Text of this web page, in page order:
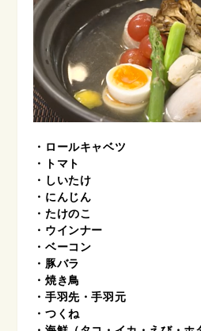
・ロールキャベツ
・トマト
・しいたけ
・にんじん
・たけのこ
・ウインナー
・ベーコン
・豚バラ
・焼き鳥
・手羽先・手羽元
・つくね